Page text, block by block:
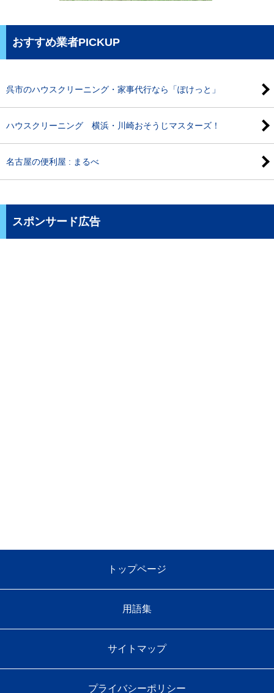
おすすめ業者PICKUP
呉市のハウスクリーニング・家事代行なら「ぽけっと」
ハウスクリーニング 横浜・川崎おそうじマスターズ！
名古屋の便利屋 : まるべ
スポンサード広告
トップページ
用語集
サイトマップ
プライバシーポリシー